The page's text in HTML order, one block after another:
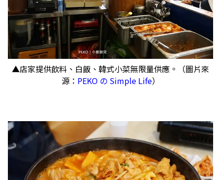
▲店家提供飲料、白飯、韓式小菜無限量供應。（圖片來
源： PEKO の Simple Life）